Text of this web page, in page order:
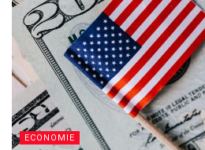
ECONOMIE